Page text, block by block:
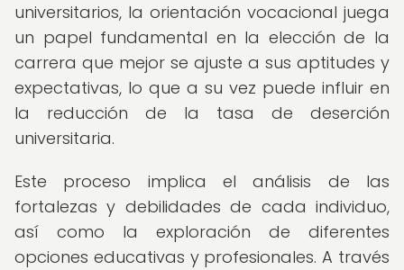
universitarios, la orientación vocacional juega
un papel fundamental en la elección de la
carrera que mejor se ajuste a sus aptitudes y
expectativas, lo que a su vez puede influir en
la reducción de la tasa de deserción
universitaria.
Este proceso implica el análisis de las
fortalezas y debilidades de cada individuo,
así como la exploración de diferentes
opciones educativas y profesionales. A través